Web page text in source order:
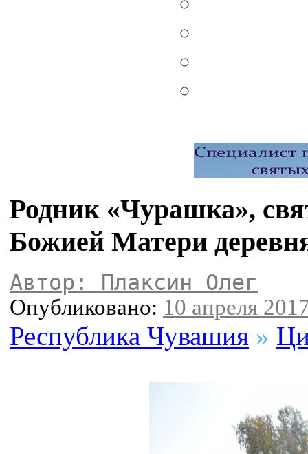
Родник «Чурашка»,
Божией Матери
Автор: Плаксин Олег
Опубликовано: 10 апреля
Республика Чувашия »